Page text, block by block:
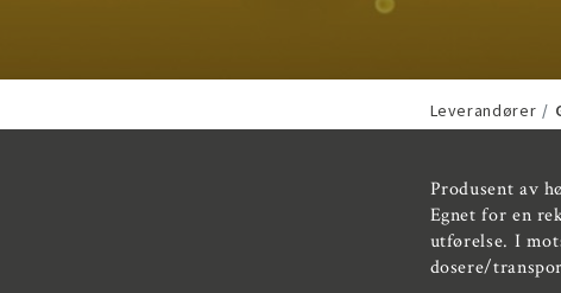
Leverandører
Produsent av
Egnet for en
utførelse. I
dosere/